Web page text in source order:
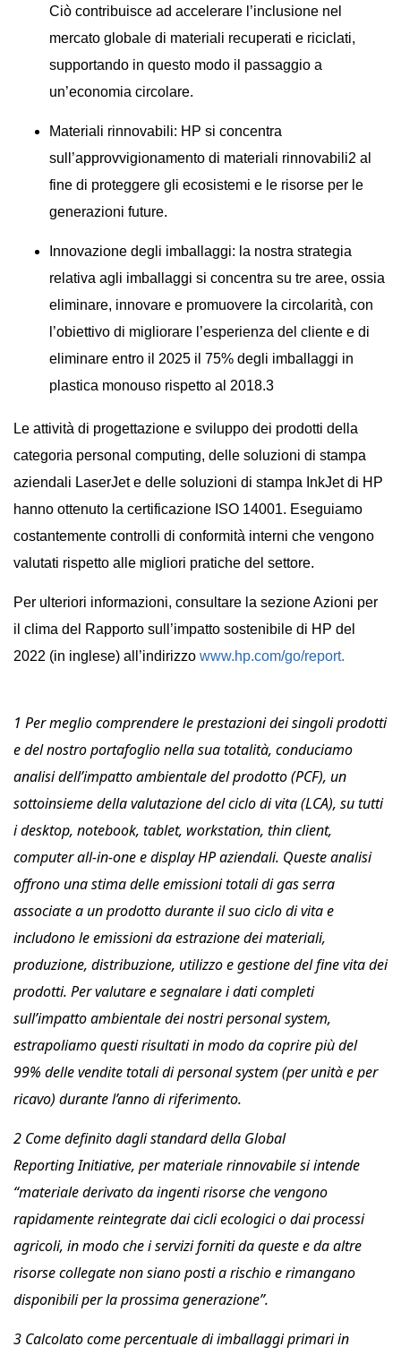
Ciò contribuisce ad accelerare l’inclusione nel
mercato globale di materiali recuperati e riciclati,
supportando in questo modo il passaggio a
un’economia circolare.
Materiali rinnovabili: HP si concentra
sull’approvvigionamento di materiali rinnovabili2 al
fine di proteggere gli ecosistemi e le risorse per le
generazioni future.
Innovazione degli imballaggi: la nostra strategia
relativa agli imballaggi si concentra su tre aree, ossia
eliminare, innovare e promuovere la circolarità, con
l’obiettivo di migliorare l’esperienza del cliente e di
eliminare entro il 2025 il 75% degli imballaggi in
plastica monouso rispetto al 2018.3
Le attività di progettazione e sviluppo dei prodotti della
categoria personal computing, delle soluzioni di stampa
aziendali LaserJet e delle soluzioni di stampa InkJet di HP
hanno ottenuto la certificazione ISO 14001. Eseguiamo
costantemente controlli di conformità interni che vengono
valutati rispetto alle migliori pratiche del settore.
Per ulteriori informazioni, consultare la sezione Azioni per
il clima del Rapporto sull’impatto sostenibile di HP del
2022 (in inglese) all’indirizzo www.hp.com/go/report.
1 Per meglio comprendere le prestazioni dei singoli prodotti
e del nostro portafoglio nella sua totalità, conduciamo
analisi dell’impatto ambientale del prodotto (PCF), un
sottoinsieme della valutazione del ciclo di vita (LCA), su tutti
i desktop, notebook, tablet, workstation, thin client,
computer all-in-one e display HP aziendali. Queste analisi
offrono una stima delle emissioni totali di gas serra
associate a un prodotto durante il suo ciclo di vita e
includono le emissioni da estrazione dei materiali,
produzione, distribuzione, utilizzo e gestione del fine vita dei
prodotti. Per valutare e segnalare i dati completi
sull’impatto ambientale dei nostri personal system,
estrapoliamo questi risultati in modo da coprire più del
99% delle vendite totali di personal system (per unità e per
ricavo) durante l’anno di riferimento.
2 Come definito dagli standard della Global
Reporting Initiative, per materiale rinnovabile si intende
“materiale derivato da ingenti risorse che vengono
rapidamente reintegrate dai cicli ecologici o dai processi
agricoli, in modo che i servizi forniti da queste e da altre
risorse collegate non siano posti a rischio e rimangano
disponibili per la prossima generazione”.
3 Calcolato come percentuale di imballaggi primari in